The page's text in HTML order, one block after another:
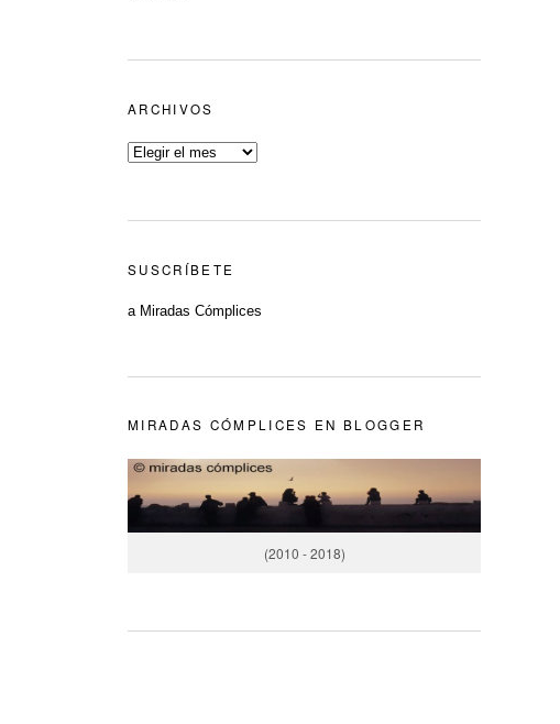
ARCHIVOS
SUSCRÍBETE
a Miradas Cómplices
MIRADAS CÓMPLICES EN BLOGGER
(2010 - 2018)